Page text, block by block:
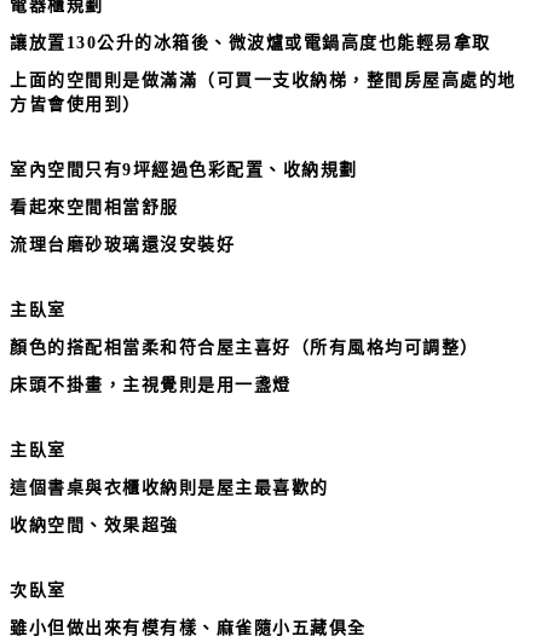
電器櫃規劃
讓放置130公升的冰箱後、微波爐或電鍋高度也能輕易拿取
上面的空間則是做滿滿（可買一支收納梯，整間房屋高處的地
方皆會使用到）
室內空間只有9坪經過色彩配置、收納規劃
看起來空間相當舒服
流理台磨砂玻璃還沒安裝好
主臥室
顏色的搭配相當柔和符合屋主喜好（所有風格均可調整）
床頭不掛畫，主視覺則是用一盞燈
主臥室
這個書桌與衣櫃收納則是屋主最喜歡的
收納空間、效果超強
次臥室
雖小但做出來有模有樣、麻雀隨小五藏俱全